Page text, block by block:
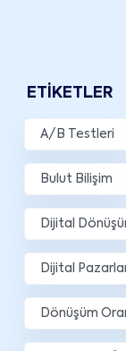
ETIKETLER
A/B Testleri
Bulut Bilişim
Dijital
Dijital
Dönüşüm